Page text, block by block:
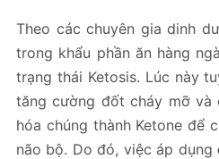
Theo các chuyên gia dinh
trong khẩu phần ăn hàng
trạng thái Ketosis. Lúc này
tăng cường đốt cháy mỡ và
hóa chúng thành Ketone để
não bộ. Do đó, việc áp dụng